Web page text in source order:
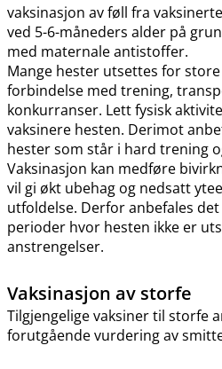
vaksinasjon av føll fra
ved 5-6-måneders alder på
med maternale antistoffer.
Mange hester utsettes for
forbindelse med trening,
konkurranser. Lett fysisk
vaksinere hesten. Derimot
hester som står i hard trening
Vaksinasjon kan medføre
vil gi økt ubehag og nedsatt
utfoldelse. Derfor anbefales
perioder hvor hesten ikke er
anstrengelser.
Vaksinasjon av storfe
Tilgjengelige vaksiner til storfe
forutgående vurdering av